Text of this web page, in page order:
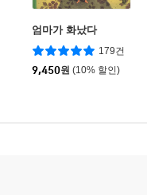
엄마가 화났다
179건
9,450원 (10% 할인)